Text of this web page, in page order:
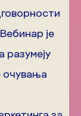
је
разумеју
очувања